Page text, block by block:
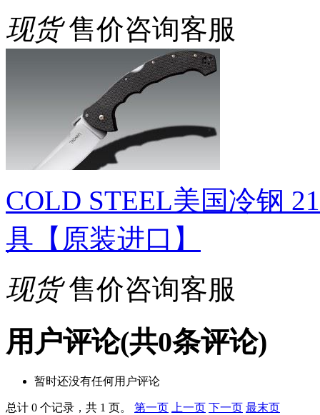
现货 售价咨询客服
COLD STEEL美国冷钢
具【原装进口】
现货 售价咨询客服
用户评论(共0条评论)
暂时还没有任何用户评论
总计 0 个记录，共 1 页。 第一页 上一页 下一页 最末页